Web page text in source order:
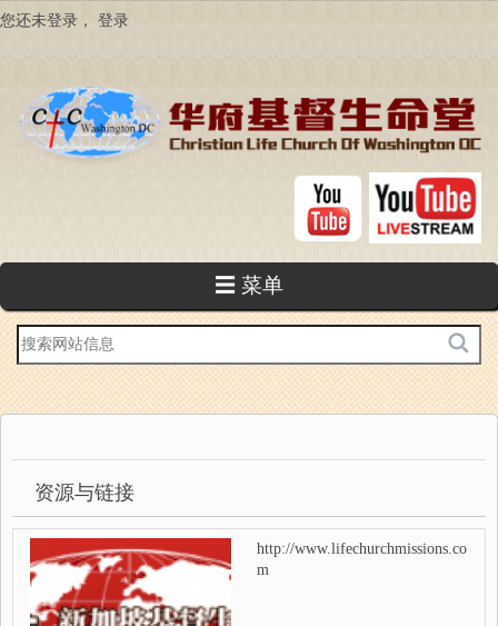
跳
您还未登录， 登录
☰ 菜单
站
内
搜
索
资源与链接
http://www.lifechurchmissions.co
m